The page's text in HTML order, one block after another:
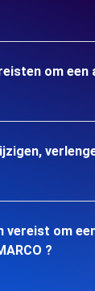
om een
vereist om
?